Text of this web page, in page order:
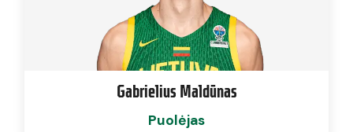
Gabrielius Maldūnas
Puolėjas